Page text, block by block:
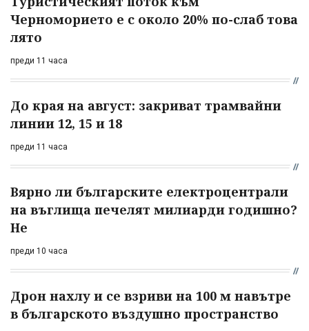
Черноморието е с около 20% по-слаб това
лято
преди 11 часа
До края на август: закриват трамвайни
линии 12, 15 и 18
преди 11 часа
Вярно ли българските електроцентрали
на въглища печелят милиарди годишно?
Не
преди 10 часа
Дрон нахлу и се взриви на 100 м навътре
в българското въздушно пространство